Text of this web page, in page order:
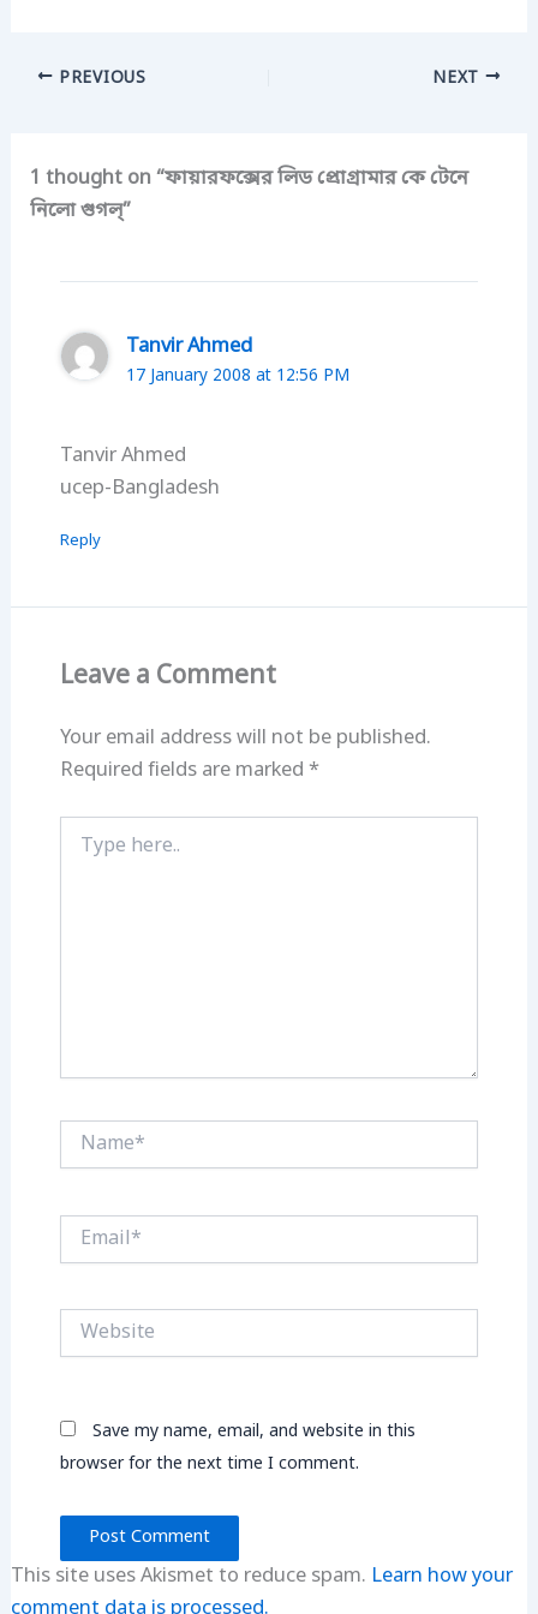
PREVIOUS NEXT
1 thought on “ফায়ারফক্সের লিড প্রোগ্রামার কে টেনে
নিলো গুগল্”
Tanvir Ahmed
17 January 2008 at 12:56 PM
Tanvir Ahmed
ucep-Bangladesh
Reply
Leave a Comment
Your email address will not be published.
Required fields are marked *
here..
Name*
Email*
Website
Save my name, email, and website in this
browser for the next time I comment.
This site uses Akismet to reduce spam. Learn how your